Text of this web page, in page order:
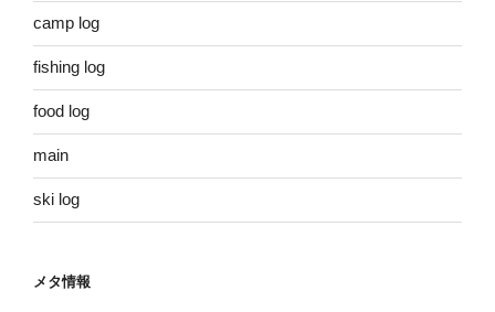
camp log
fishing log
food log
main
ski log
メタ情報